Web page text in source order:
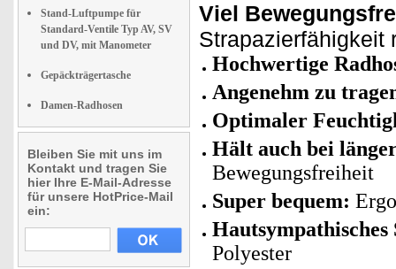
Stand-Luftpumpe für
Standard-Ventile Typ AV, SV
und DV, mit Manometer
Gepäckträgertasche
Damen-Radhosen
Bleiben Sie mit uns im
Kontakt und tragen Sie
hier Ihre E-Mail-Adresse
für unsere HotPrice-Mail
ein:
Viel
Strapazierfähigkeit
Hochwertige
Angenehm zu
Optimaler
Hält auch bei
Bewegungsfreiheit
Super bequem:
Hautsympathisches
Polyester